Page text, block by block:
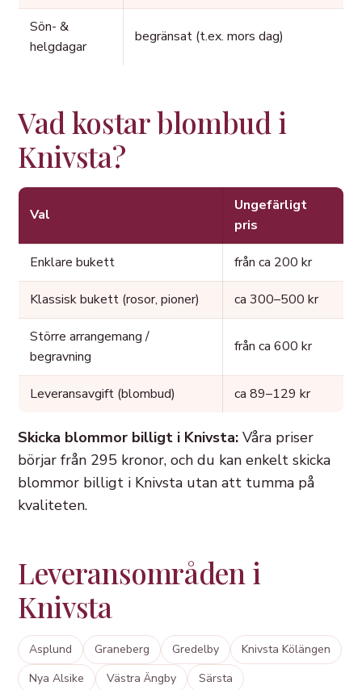
Sön- &
helgdagar
begränsat (t.ex. mors dag)
Vad kostar blombud i
Knivsta?
Val
Ungefärligt
pris
Enklare bukett från ca 200 kr
Klassisk bukett (rosor, pioner) ca 300–500 kr
Större arrangemang /
begravning
från ca 600 kr
Leveransavgift (blombud) ca 89–129 kr
Skicka blommor billigt i Knivsta: Våra priser
börjar från 295 kronor, och du kan enkelt skicka
blommor billigt i Knivsta utan att tumma på
kvaliteten.
Leveransområden i
Knivsta
Asplund Graneberg Gredelby
Knivsta Kölängen
Nya Alsike
Västra Ängby Särsta